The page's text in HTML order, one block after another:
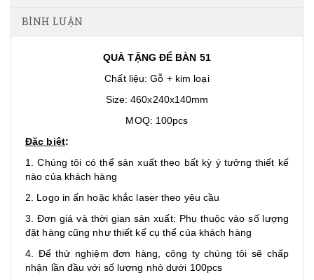
BÌNH LUẬN
QUÀ TẶNG ĐỂ BÀN 51
Chất liệu: Gỗ + kim loại
Size: 460x240x140mm
MOQ: 100pcs
Đặc biệt:
1. Chúng tôi có thể sản xuất theo bất kỳ ý tưởng thiết kế
nào của khách hàng
2. Logo in ấn hoặc khắc laser theo yêu cầu
3. Đơn giá và thời gian sản xuất: Phụ thuộc vào số lượng
đặt hàng cũng như thiết kế cụ thể của khách hàng
4. Để thử nghiệm đơn hàng, công ty chúng tôi sẽ chấp
nhận lần đầu với số lượng nhỏ dưới 100pcs